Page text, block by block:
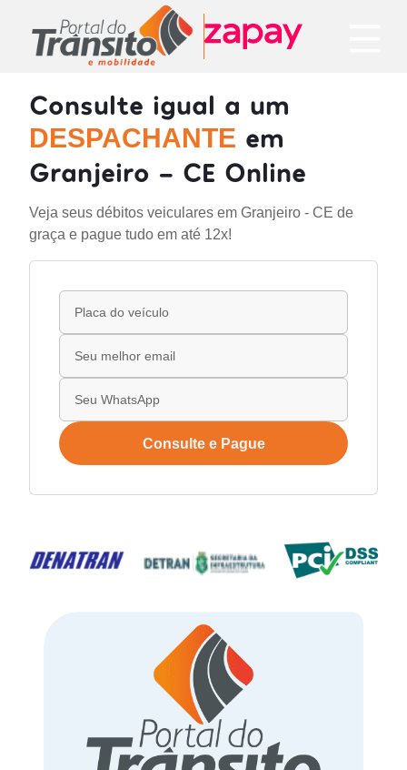
Consulte igual a um
DESPACHANTE em
Granjeiro - CE Online
Veja seus débitos veiculares em Granjeiro - CE de
graça e pague tudo em até 12x!
Consulte e Pague